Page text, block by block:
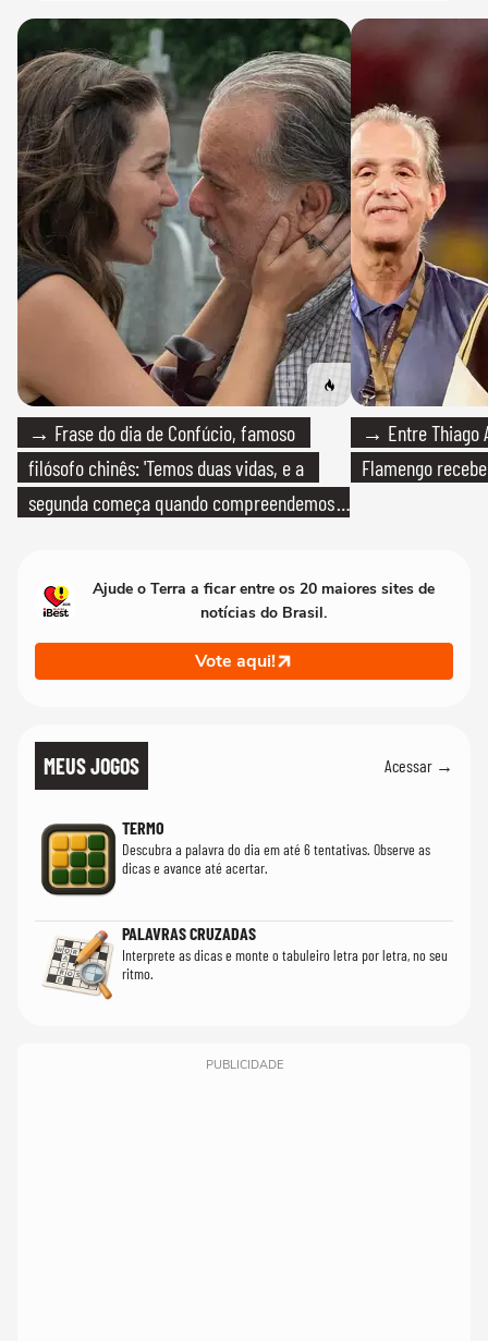
→ Frase do dia de Confúcio, famoso
filósofo chinês: 'Temos duas vidas, e a
segunda começa quando compreendemos
→ Entre Thiago
Flamengo
Ajude o Terra a ficar entre os 20 maiores sites de
notícias do Brasil.
Vote aqui!
MEUS JOGOS Acessar →
TERMO
Descubra a palavra do dia em até 6 tentativas. Observe as
dicas e avance até acertar.
PALAVRAS CRUZADAS
Interprete as dicas e monte o tabuleiro letra por letra, no seu
ritmo.
PUBLICIDADE